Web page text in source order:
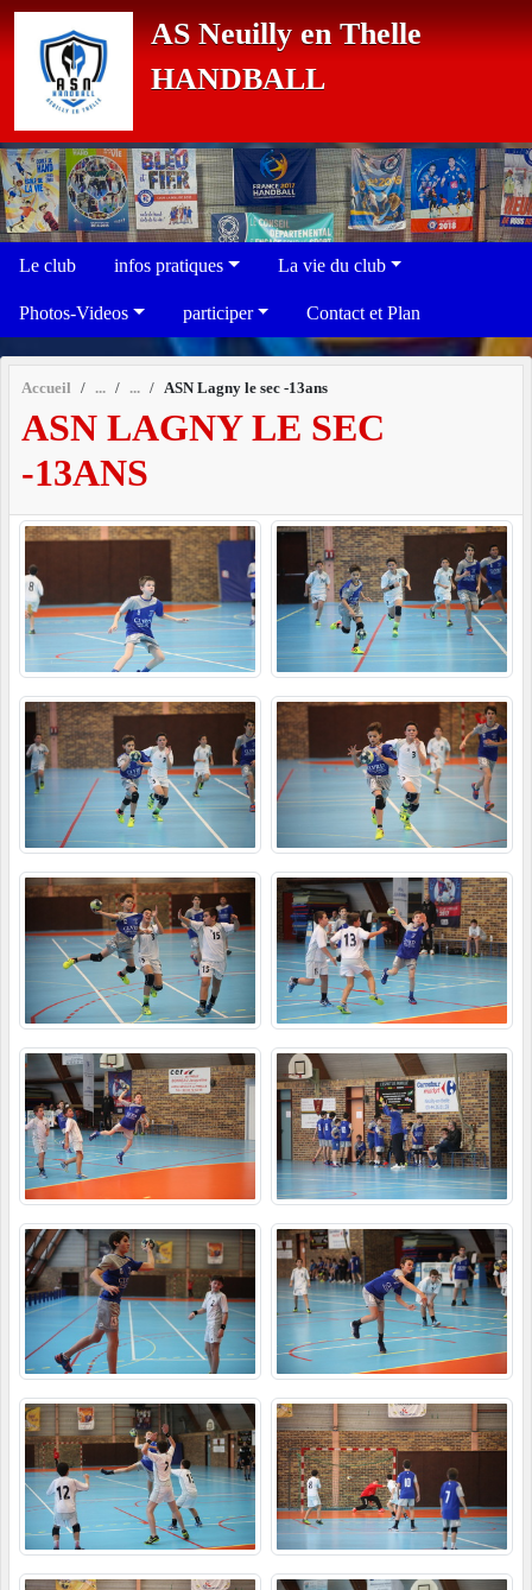
AS Neuilly en Thelle
HANDBALL
Le club infos pratiques La vie du club
Photos-Videos participer Contact et Plan
Accueil ASN Lagny le sec -13ans
ASN LAGNY LE SEC
-13ANS
Panneau de gestion des cookies